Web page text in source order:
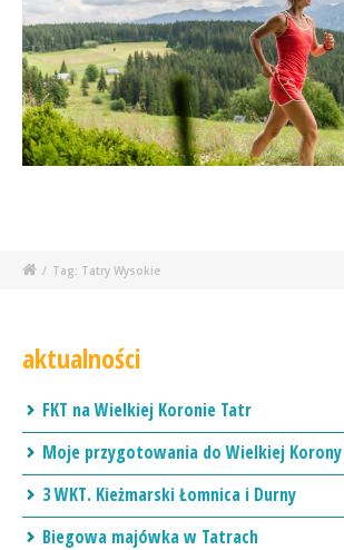
/ Tag: Tatry Wysokie
aktualności
FKT na Wielkiej Koronie Tatr
Moje przygotowania do Wielkiej
3 WKT. Kieżmarski Łomnica i Durny
Biegowa majówka w Tatrach